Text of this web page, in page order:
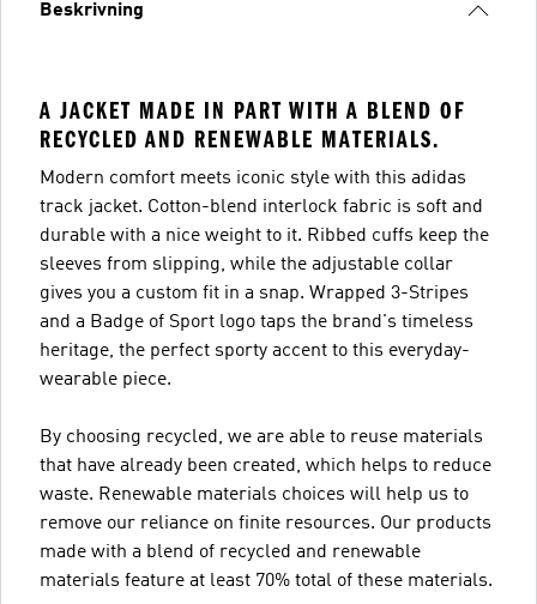
Beskrivning
A JACKET MADE IN PART WITH A BLEND OF
RECYCLED AND RENEWABLE MATERIALS.
Modern comfort meets iconic style with this adidas
track jacket. Cotton-blend interlock fabric is soft and
durable with a nice weight to it. Ribbed cuffs keep the
sleeves from slipping, while the adjustable collar
gives you a custom fit in a snap. Wrapped 3-Stripes
and a Badge of Sport logo taps the brand's timeless
heritage, the perfect sporty accent to this everyday-
wearable piece.
By choosing recycled, we are able to reuse materials
that have already been created, which helps to reduce
waste. Renewable materials choices will help us to
remove our reliance on finite resources. Our products
made with a blend of recycled and renewable
materials feature at least 70% total of these materials.